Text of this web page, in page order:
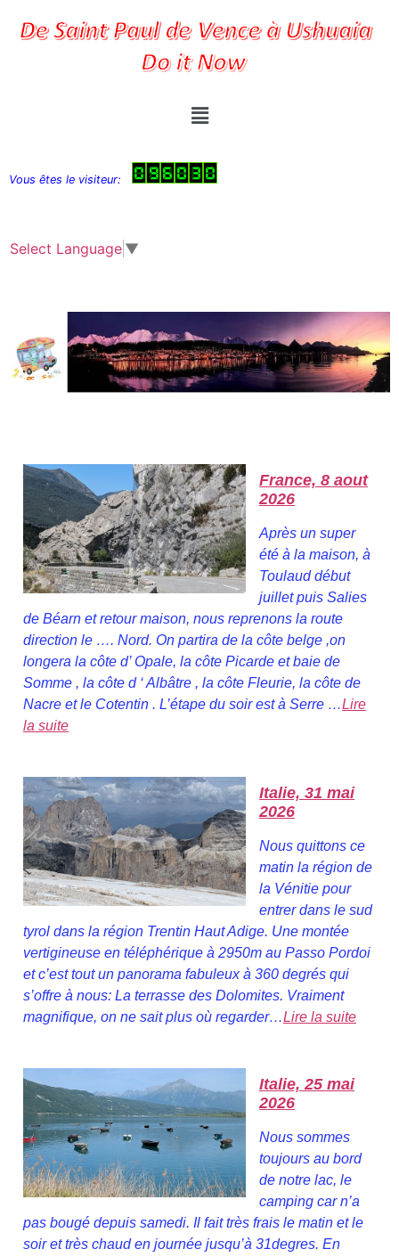
Vous êtes le visiteur:
Select Language ▼
France, 8 aout
2026
Après un super
été à la maison, à
Toulaud début
juillet puis Salies
de Béarn et retour maison, nous reprenons la route
direction le …. Nord. On partira de la côte belge ,on
longera la côte d’ Opale, la côte Picarde et baie de
Somme , la côte d ‘ Albâtre , la côte Fleurie, la côte de
Nacre et le Cotentin . L’étape du soir est à Serre …Lire
la suite
Italie, 31 mai
2026
Nous quittons ce
matin la région de
la Vénitie pour
entrer dans le sud
tyrol dans la région Trentin Haut Adige. Une montée
vertigineuse en téléphérique à 2950m au Passo Pordoi
et c’est tout un panorama fabuleux à 360 degrés qui
s’offre à nous: La terrasse des Dolomites. Vraiment
magnifique, on ne sait plus où regarder…Lire la suite
Italie, 25 mai
2026
Nous sommes
toujours au bord
de notre lac, le
camping car n’a
pas bougé depuis samedi. Il fait très frais le matin et le
soir et très chaud en journée jusqu’à 31degres. En